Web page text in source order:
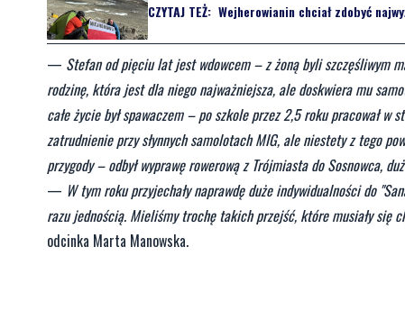
CZYTAJ TEŻ: Wejherowianin chciał zdobyć
— Stefan od pięciu lat jest wdowcem – z żoną byli szczęśliwym
rodzinę, która jest dla niego najważniejsza, ale doskwiera mu
całe życie był spawaczem – po szkole przez 2,5 roku pracował
zatrudnienie przy słynnych samolotach MIG, ale niestety z tego
przygody – odbył wyprawę rowerową z Trójmiasta do Sosnowca,
— W tym roku przyjechały naprawdę duże indywidualności do
razu jednością. Mieliśmy trochę takich przejść, które musiały się
odcinka Marta Manowska.